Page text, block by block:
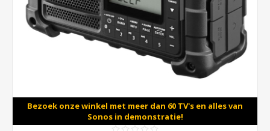
Bezoek onze winkel met meer dan 60 TV's en alles van
Sonos in demonstratie!